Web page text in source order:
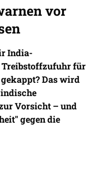
vor
India-
Treibstoffzufuhr für
Das wird
Vorsicht – und
gegen die